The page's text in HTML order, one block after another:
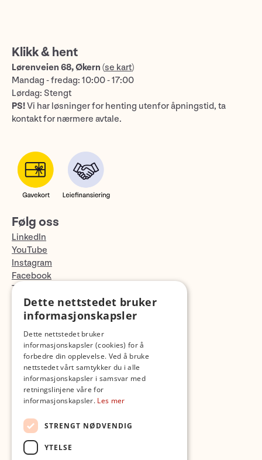
Klikk & hent
Lørenveien 68, Økern (se kart)
Mandag - fredag: 10:00 - 17:00
Lørdag: Stengt
PS!Vi har løsninger for henting utenfor åpningstid, ta
kontakt for nærmere avtale.
Følg oss
LinkedIn
YouTube
Instagram
Facebook
TikTok
Fotopodden
Dette nettstedet bruker
informasjonskapsler
Dette nettstedet bruker
informasjonskapsler (cookies) for å
forbedre din opplevelse. Ved å bruke
nettstedet vårt samtykker du i alle
informasjonskapsler i samsvar med
retningslinjene våre for
informasjonskapsler. Les mer
STRENGT NØDVENDIG
YTELSE